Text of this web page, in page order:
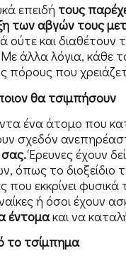
επειδή τους
των αβγών τους
ούτε και
άλλα λόγια, κάθε
πόρους που
θα τσιμπήσουν
ένα άτομο που
σχεδόν
Έρευνες έχουν
το διοξείδιο
που εκκρίνει
ή όσοι έχουν
έντομακαι να
το τσίμπημα